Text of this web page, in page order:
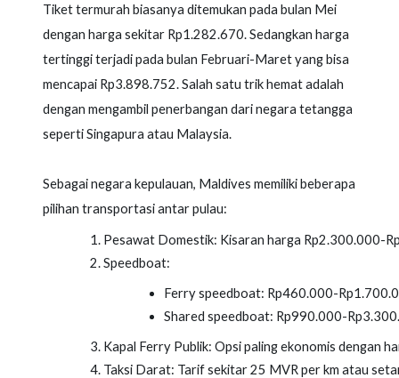
Tiket termurah biasanya ditemukan pada bulan Mei
dengan harga sekitar Rp1.282.670. Sedangkan harga
tertinggi terjadi pada bulan Februari-Maret yang bisa
mencapai Rp3.898.752. Salah satu trik hemat adalah
dengan mengambil penerbangan dari negara tetangga
seperti Singapura atau Malaysia.
Sebagai negara kepulauan, Maldives memiliki beberapa
pilihan transportasi antar pulau:
Pesawat Domestik: Kisaran harga Rp2.300.000-
Speedboat:
Ferry speedboat: Rp460.000-
Shared speedboat: Rp990.000-
Kapal Ferry Publik: Opsi paling ekonomis dengan
Taksi Darat: Tarif sekitar 25 MVR per km atau